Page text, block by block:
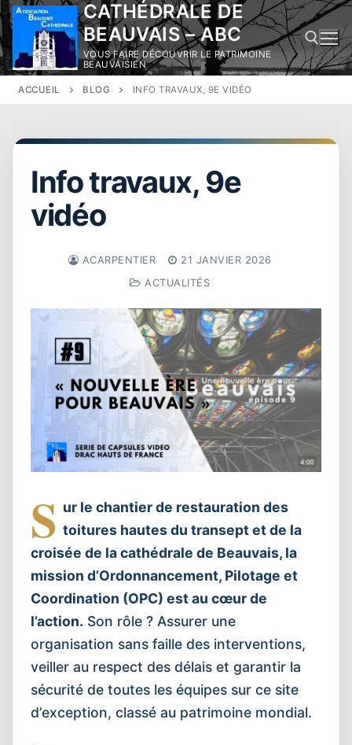
Aller
au
contenu
CATHÉDRALE DE
BEAUVAIS – ABC
VOUS FAIRE DÉCOUVRIR LE PATRIMOINE
BEAUVAISIEN
ACCUEIL BLOG INFO TRAVAUX, 9E VIDÉO
Info travaux, 9e
vidéo
ACARPENTIER
21 JANVIER 2026
ACTUALITÉS
S ur le chantier de restauration des
toitures hautes du transept et de la
croisée de la cathédrale de Beauvais, la
mission d’Ordonnancement, Pilotage et
Coordination (OPC) est au cœur de
l’action. Son rôle ? Assurer une
organisation sans faille des interventions,
veiller au respect des délais et garantir la
sécurité de toutes les équipes sur ce site
d’exception, classé au patrimoine mondial.